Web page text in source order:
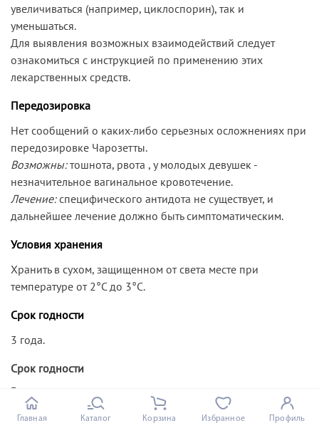
увеличиваться (например, циклоспорин), так и
уменьшаться.
Для выявления возможных взаимодействий следует
ознакомиться с инструкцией по применению этих
лекарственных средств.
Передозировка
Нет сообщений о каких-либо серьезных осложнениях при
передозировке Чарозетты.
Возможны:тошнота, рвота , у молодых девушек -
незначительное вагинальное кровотечение.
Лечение:специфического антидота не существует, и
дальнейшее лечение должно быть симптоматическим.
Условия хранения
Хранить в сухом, защищенном от света месте при
температуре от 2°С до 3°С.
Срок годности
3 года.
Срок годности
3 года
Форма выпуска
Главная Каталог Корзина Избранное Профиль